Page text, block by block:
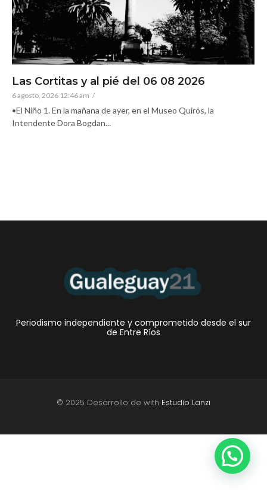
Las Cortitas y al pié del 06 08 2026
6 agosto, 2026 12:46 am /
•El Niño 1. En la mañana de ayer, en el Museo Quirós, la
Intendente Dora Bogdan...
Periodismo independiente y comprometido desde el sur
de Entre Ríos
© 2025 Desarrollo de with Estudio Lanzi